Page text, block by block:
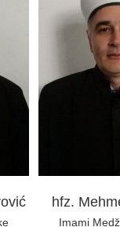
hfz.
Imami
Asmir
Imami
zajednice